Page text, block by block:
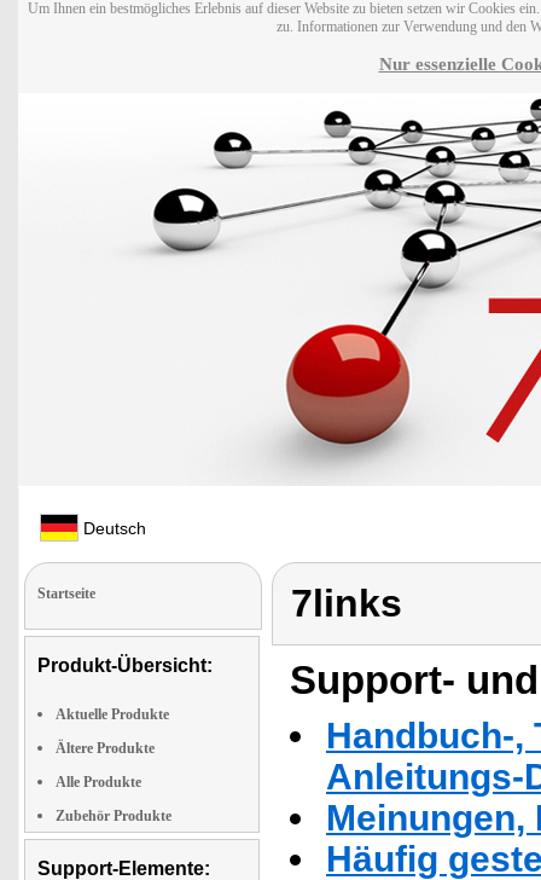
Um Ihnen ein bestmögliches Erlebnis auf dieser Website zu bieten setzen wir Cookies
zu. Informationen zur Verwendung und den
Nur essenzielle
Deutsch
Startseite
Produkt-Übersicht:
Aktuelle Produkte
Ältere Produkte
Alle Produkte
Zubehör Produkte
Support-Elemente:
7links
Support-
Handbuch-,
Anleitungs-
Häufig